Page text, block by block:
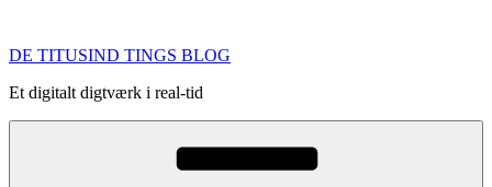
indhold
DE TITUSIND TINGS BLOG
Et digitalt digtværk i real-tid